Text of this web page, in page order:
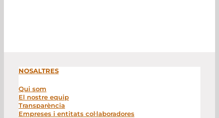
NOSALTRES
Qui som
El nostre equip
Transparència
Empreses i entitats col·laboradores